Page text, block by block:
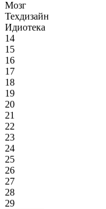
Мозг
Техдизайн
Идиотека
14
15
16
17
18
19
20
21
22
23
24
25
26
27
28
29